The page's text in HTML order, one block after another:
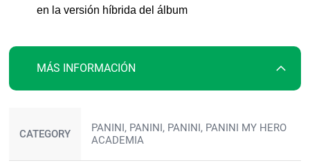
en la versión híbrida del álbum
MÁS INFORMACIÓN
información
CATEGORY
PANINI, PANINI, PANINI, PANINI MY HERO
ACADEMIA